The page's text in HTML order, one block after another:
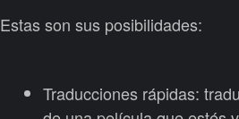
Estas son sus posibilidades:
Traducciones rápidas: